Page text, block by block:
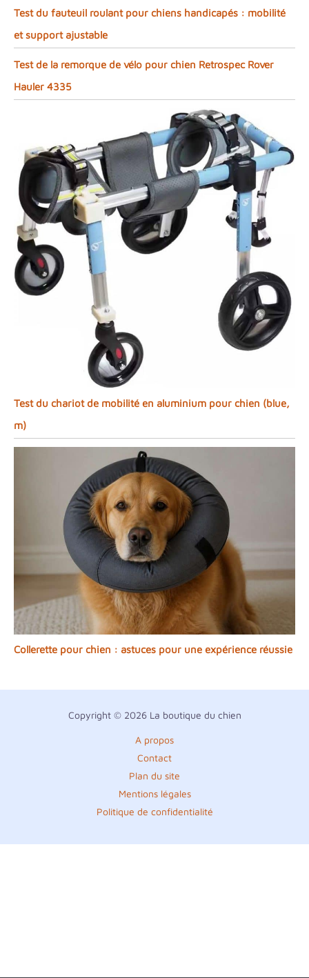
Test du fauteuil roulant pour chiens handicapés : mobilité
et support ajustable
Test de la remorque de vélo pour chien Retrospec Rover
Hauler 4335
Test du chariot de mobilité en aluminium pour chien (blue,
m)
Collerette pour chien : astuces pour une expérience réussie
Copyright © 2026 La boutique du chien
A propos
Contact
Plan du site
Mentions légales
Politique de confidentialité